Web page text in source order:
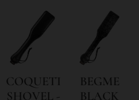
COQUETTE
SHOVEL -
BEGME
BLACK